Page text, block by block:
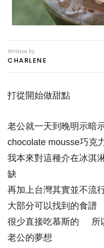
Written by
CHARLENE
打從開始做甜點
老公就一天到晚明示暗
chocolate mousse巧克
我本來對這種介在冰淇
缺
再加上台灣其實並不流
大部分可以找到的食
很少直接吃慕斯的 所
老公的夢想